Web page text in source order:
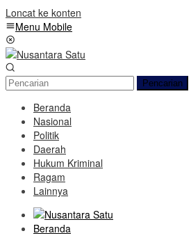
Loncat ke konten
Menu Mobile
Pencarian
Beranda
Nasional
Politik
Daerah
Hukum Kriminal
Ragam
Lainnya
Beranda